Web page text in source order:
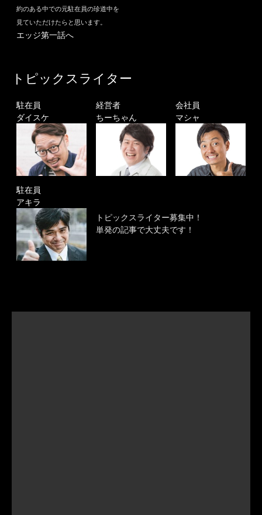
約のある中での元駐在員の珍道中を
見ていただけたらと思います。
エッジ第一話へ
トピックスライター
駐在員
ダイスケ
経営者
ちーちゃん
会社員
マシャ
駐在員
アキラ
トピックスライター募集中！
単発の記事で大丈夫です！